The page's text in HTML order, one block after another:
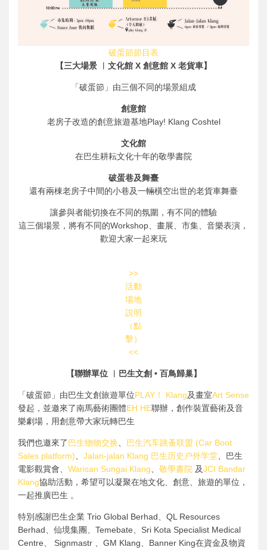
破蛋節節目表
【三大場景 ︳文化館 X 創意館 X 老貨車】
「破蛋節」由三個不同的場景組成
創意館
老房子改造的創意旅遊基地Play! Klang Coshtel
文化館
在巴生耕耘文化十年的敬學書院
破蛋巷及舞臺
還有兩棟老房子中間的小巷及一輛橫空出世的老貨車舞臺
讓參與者能切換在不同的氛圍，有不同的體驗
這三個場景，將有不同的Workshop、畫展、市集、音樂表演，
歡迎大家一起來玩
>>
活動
場地
説明
（點
擊）
<<
【聯辦單位 ︳巴生文創 • 百鳥歸巢】
「破蛋節」由巴生文創旅遊單位PLAY！ Klang及畫室Art Sense
發起，並邀來了南馬藝術團體EH HE聯辦，創作裝置藝術及音
樂劇場，用創意帶大家玩轉巴生
我們也邀來了巴生物物交换
巴生汽车跳蚤联盟 (Car Boot
Sales platform)
Jalan-jalan Klang 巴生历史户外学堂 、巴生
電影觀賞會、 Warisan Sungai Klang 敬學書院 及JCI Bandar
Klang協助活動，希望可以凝聚在地文化、創意、旅遊的單位，
一起推廣巴生 。
特別感謝巴生企業 Trio Global Berhad、QL Resources
Berhad、仙境集團、Temebate、Sri Kota Specialist Medical
Centre、 Signmastr 、GM Klang、Banner King在資金及物資